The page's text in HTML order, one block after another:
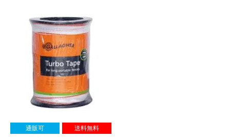
通販可 送料無料